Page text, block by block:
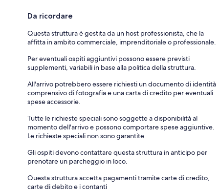
Da ricordare
Questa struttura è gestita da un host professionista, che la
affitta in ambito commerciale, imprenditoriale o professionale.
Per eventuali ospiti aggiuntivi possono essere previsti
supplementi, variabili in base alla politica della struttura.
All'arrivo potrebbero essere richiesti un documento di identità
comprensivo di fotografia e una carta di credito per eventuali
spese accessorie.
Tutte le richieste speciali sono soggette a disponibilità al
momento dell'arrivo e possono comportare spese aggiuntive.
Le richieste speciali non sono garantite.
Gli ospiti devono contattare questa struttura in anticipo per
prenotare un parcheggio in loco.
Questa struttura accetta pagamenti tramite carte di credito,
carte di debito e i contanti